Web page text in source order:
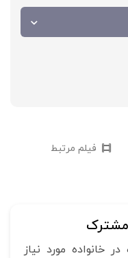
فیلم مرتبط
مشترک
خانواده مورد نیاز